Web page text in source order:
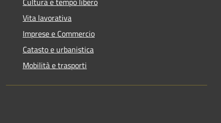
Vita lavorativa
Imprese e Commercio
Catasto e urbanistica
Mobilità e trasporti